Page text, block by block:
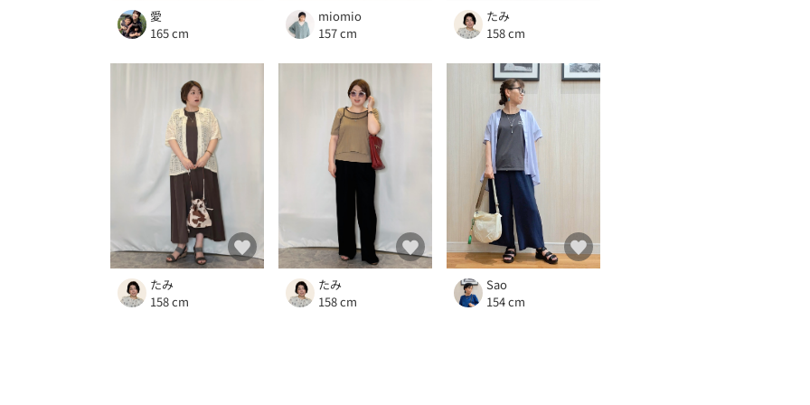
愛
165 cm
miomio
157 cm
たみ
158 cm
たみ
158 cm
たみ
158 cm
Sao
154 cm